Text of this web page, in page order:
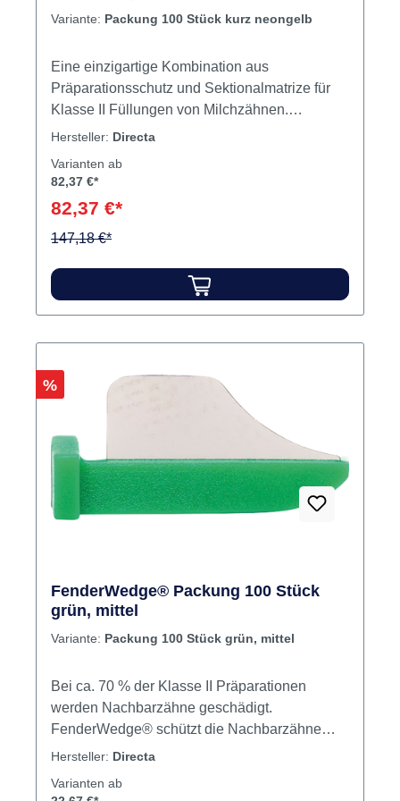
Variante: Packung 100 Stück kurz neongelb
Eine einzigartige Kombination aus
Präparationsschutz und Sektionalmatrize für
Klasse II Füllungen von Milchzähnen.
FenderPrime ist ein Kunststoffkeil mit einem
Approximalräume. Die „Bootsform“ der Spitze
ohne diese zu beschädigen und reduziert das
Hersteller: Directa
Varianten ab
82,37 €*
82,37 €*
147,18 €*
Rabatt
%
FenderWedge® Packung 100 Stück
grün, mittel
Variante: Packung 100 Stück grün, mittel
Bei ca. 70 % der Klasse II Präparationen
werden Nachbarzähne geschädigt.
FenderWedge® schützt die Nachbarzähne
während der Präparation. FenderWedge® ist
während der Präparation und stört nicht im
Hersteller: Directa
Varianten ab